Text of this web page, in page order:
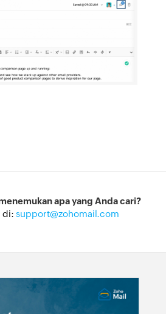
apa yang Anda cari?
di: support@zohomail.com